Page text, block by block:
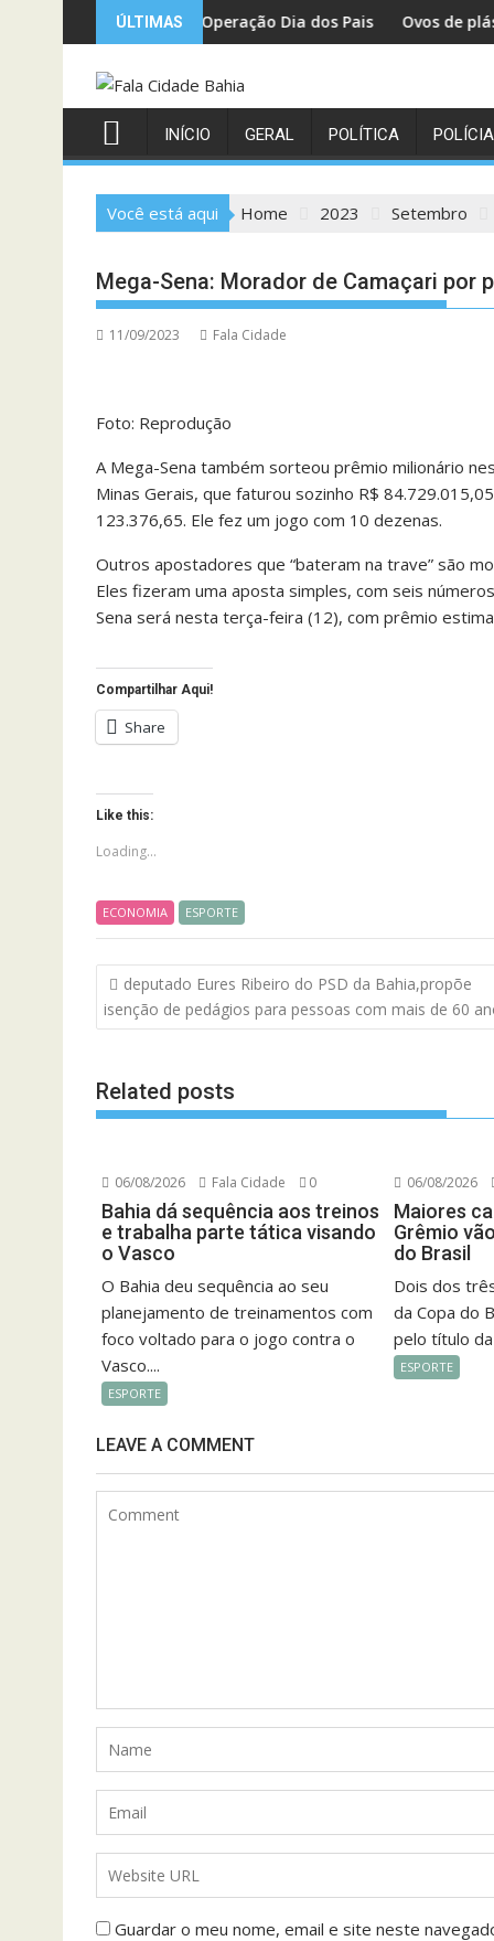
to
ÚLTIMAS
inicia Operação Dia dos Pais e reforça fiscalização no
Ovos de plástico ou
INÍCIO GERAL POLÍTICA POLÍCIA
Você está aqui Home 2023 Setembro
Mega-Sena: Morador de Camaçari por
11/09/2023 Fala Cidade
Foto: Reprodução
A Mega-Sena também sorteou prêmio milionário
Minas Gerais, que faturou sozinho R$
123.376,65. Ele fez um jogo com 10 dezenas.
Outros apostadores que “bateram na trave” são
Eles fizeram uma aposta simples, com seis
Sena será nesta terça-feira (12), com prêmio
Compartilhar Aqui!
Share
Like this:
Loading...
ECONOMIA ESPORTE
Navegação
de
artigos
deputado Eures Ribeiro do PSD da Bahia,propõe
isenção de pedágios para pessoas com mais de 60
Related posts
06/08/2026 Fala Cidade 0
Bahia dá sequência aos treinos
e trabalha parte tática visando
o Vasco
O Bahia deu sequência ao seu
planejamento de treinamentos com
foco voltado para o jogo contra o
Vasco....
ESPORTE
06/08/2026
Maiores
Grêmio
do Brasil
Dois dos
da Copa do
pelo título da
ESPORTE
LEAVE A COMMENT
Guardar o meu nome, email e site neste